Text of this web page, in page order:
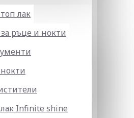
лак
ръце и нокти
Infinite shine